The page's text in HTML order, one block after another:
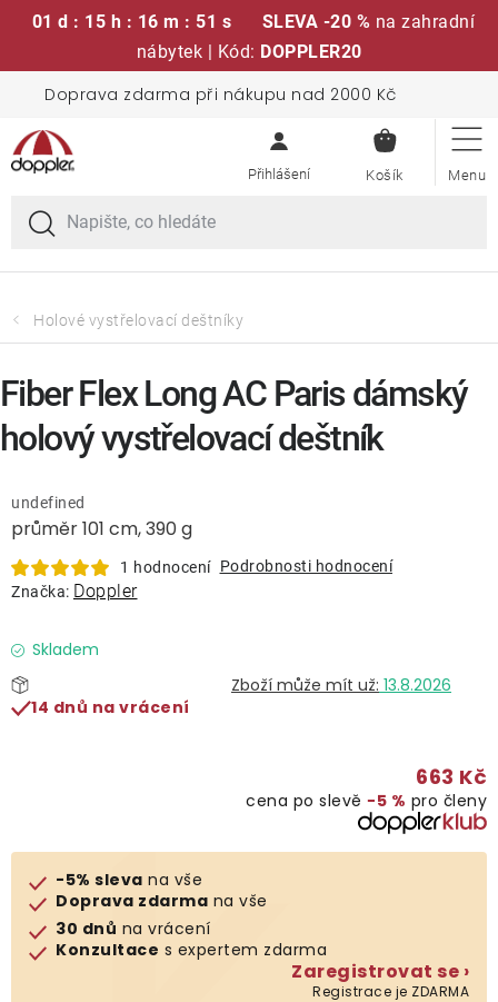
01 d : 15 h : 16 m : 50 s SLEVA -20 % na zahradní
nábytek | Kód: DOPPLER20
obsah
Doprava zdarma při nákupu nad 2000 Kč
KOŠÍK
Sedací soupravy
Slunečníky
Křesla a židle
Lavice a houpačky
Lehátka
Doplňky
Deštníky
Gastro produkty
Klub výhod
Holové vystřelovací deštníky
průměr 101 cm, 390 g
undefined
1 hodnocení Podrobnosti hodnocení
Značka: Doppler
Skladem
13.8.2026
14 dnů na vrácení
663 Kč
cena po slevě −5 % pro členy
-5% sleva na vše
Doprava zdarma na vše
30 dnů na vrácení
Konzultace s expertem zdarma
Zaregistrovat se ›
Registrace je ZDARMA
Fiber Flex Long AC Paris dámský
holový vystřelovací deštník